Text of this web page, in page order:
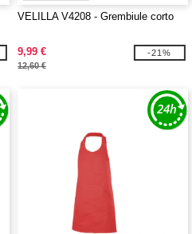
VELILLA V4208 - Grembiule corto
9,99 €
12,60 €
-21%